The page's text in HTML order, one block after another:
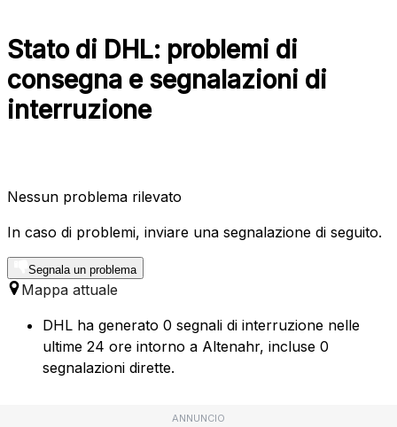
Stato di DHL: problemi di
consegna e segnalazioni di
interruzione
Nessun problema rilevato
In caso di problemi, inviare una segnalazione di seguito.
Segnala un problema
Mappa attuale
DHL ha generato 0 segnali di interruzione nelle
ultime 24 ore intorno a Altenahr, incluse 0
segnalazioni dirette.
ANNUNCIO